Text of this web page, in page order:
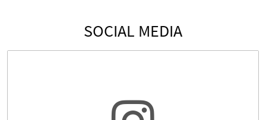
SOCIAL MEDIA